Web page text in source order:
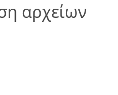
αρχείων